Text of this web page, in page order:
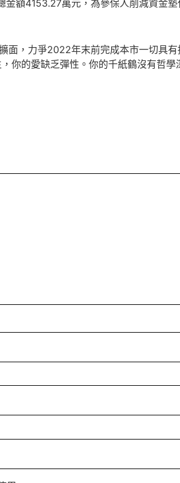
額4153.27萬元，為參保人削減資金
面，力爭2022年末前完成本市一切具
你的愛缺乏彈性。你的千紙鶴沒有哲學